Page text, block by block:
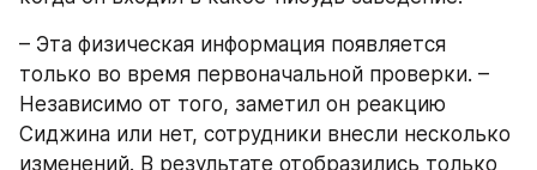
– Эта физическая информация появляется
только во время первоначальной проверки. –
Независимо от того, заметил он реакцию
Сиджина или нет, сотрудники внесли несколько
изменений. В результате отобразились только